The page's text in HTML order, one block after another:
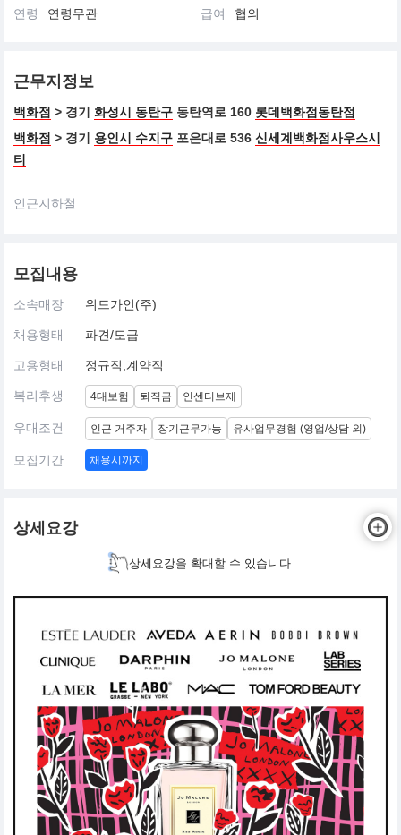
연령
연령무관 급여 협의
근무지정보
백화점 > 경기 화성시 동탄구 동탄역로 160 롯데백화점동탄점
백화점 > 경기 용인시 수지구 포은대로 536 신세계백화점사우스시
티
인근지하철
모집내용
소속매장 위드가인(주)
채용형태 파견/도급
고용형태 정규직,계약직
복리후생 4대보험 퇴직금 인센티브제
우대조건 인근 거주자 장기근무가능 유사업무경험 (영업/상담 외)
모집기간 채용시까지
상세요강
상세요강을 확대할 수 있습니다.